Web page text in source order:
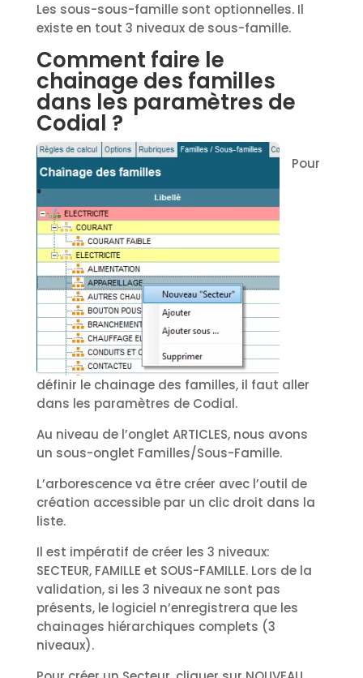
Les sous-sous-famille sont optionnelles. Il
existe en tout 3 niveaux de sous-famille.
Comment faire le
chainage des familles
dans les paramètres de
Codial ?
Pour
définir le chainage des familles, il faut aller
dans les paramètres de Codial.
Au niveau de l’onglet ARTICLES, nous avons
un sous-onglet Familles/Sous-Famille.
L’arborescence va être créer avec l’outil de
création accessible par un clic droit dans la
liste.
Il est impératif de créer les 3 niveaux:
SECTEUR, FAMILLE et SOUS-FAMILLE. Lors de la
validation, si les 3 niveaux ne sont pas
présents, le logiciel n’enregistrera que les
chainages hiérarchiques complets (3
niveaux).